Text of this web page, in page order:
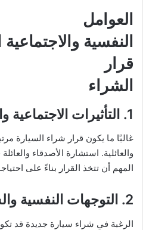
العوامل
النفسية
قرار
الشراء
1. التأثيرات الاجتماعية والعائلية
غالبًا ما يكون قرار شراء السيارة
والعائلية. استشارة الأصدقاء
المهم أن تتخذ القرار بناءً على
2. التوجهات النفسية والشخصية
الرغبة في شراء سيارة جديدة قد